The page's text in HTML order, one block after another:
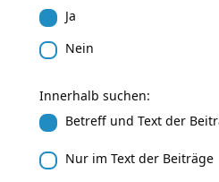
Ja
Nein
Innerhalb suchen:
Betreff und Text der
Nur im Text der Beiträge